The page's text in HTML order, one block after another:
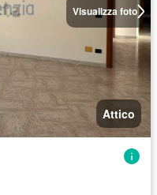
Visualizza foto
Attico